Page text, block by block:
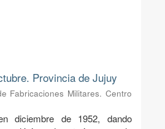
Provincia de Jujuy
Fabricaciones Militares. Centro
diciembre de 1952, dando